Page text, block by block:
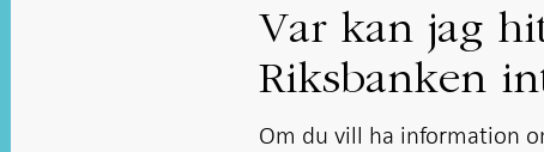
Var kan jag
Riksbanken
Om du vill ha information